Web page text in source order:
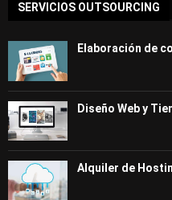
SERVICIOS OUTSOURCING
Elaboración de
Diseño Web y
Alquiler de